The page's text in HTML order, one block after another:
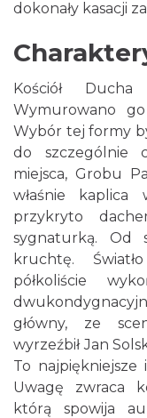
dokonały kasacji
Kościół
Wymurowano
Wybór tej formy
do szczególnie
miejsca, Grobu
właśnie kaplica
przykryto
sygnaturką. Od
kruchtę.
półkoliście
główny, ze
wyrzeźbił Jan
To najpiękniejsze
Uwagę zwraca
którą spowija